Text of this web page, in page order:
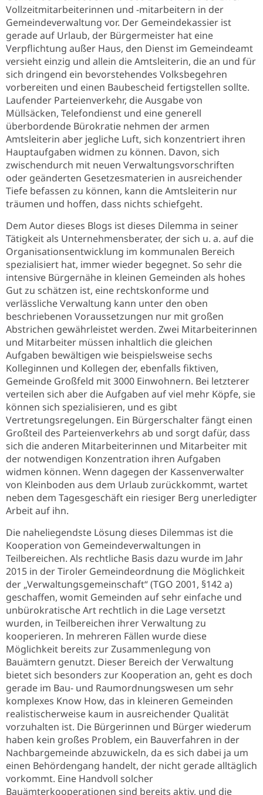
Vollzeitmitarbeiterinnen und -mitarbeitern in der
Gemeindeverwaltung vor. Der Gemeindekassier ist
gerade auf Urlaub, der Bürgermeister hat eine
Verpflichtung außer Haus, den Dienst im Gemeindeamt
versieht einzig und allein die Amtsleiterin, die an und für
sich dringend ein bevorstehendes Volksbegehren
vorbereiten und einen Baubescheid fertigstellen sollte.
Laufender Parteienverkehr, die Ausgabe von
Müllsäcken, Telefondienst und eine generell
überbordende Bürokratie nehmen der armen
Amtsleiterin aber jegliche Luft, sich konzentriert ihren
Hauptaufgaben widmen zu können. Davon, sich
zwischendurch mit neuen Verwaltungsvorschriften
oder geänderten Gesetzesmaterien in ausreichender
Tiefe befassen zu können, kann die Amtsleiterin nur
träumen und hoffen, dass nichts schiefgeht.
Dem Autor dieses Blogs ist dieses Dilemma in seiner
Tätigkeit als Unternehmensberater, der sich u. a. auf die
Organisationsentwicklung im kommunalen Bereich
spezialisiert hat, immer wieder begegnet. So sehr die
intensive Bürgernähe in kleinen Gemeinden als hohes
Gut zu schätzen ist, eine rechtskonforme und
verlässliche Verwaltung kann unter den oben
beschriebenen Voraussetzungen nur mit großen
Abstrichen gewährleistet werden. Zwei Mitarbeiterinnen
und Mitarbeiter müssen inhaltlich die gleichen
Aufgaben bewältigen wie beispielsweise sechs
Kolleginnen und Kollegen der, ebenfalls fiktiven,
Gemeinde Großfeld mit 3000 Einwohnern. Bei letzterer
verteilen sich aber die Aufgaben auf viel mehr Köpfe, sie
können sich spezialisieren, und es gibt
Vertretungsregelungen. Ein Bürgerschalter fängt einen
Großteil des Parteienverkehrs ab und sorgt dafür, dass
sich die anderen Mitarbeiterinnen und Mitarbeiter mit
der notwendigen Konzentration ihren Aufgaben
widmen können. Wenn dagegen der Kassenverwalter
von Kleinboden aus dem Urlaub zurückkommt, wartet
neben dem Tagesgeschäft ein riesiger Berg unerledigter
Arbeit auf ihn.
Die naheliegendste Lösung dieses Dilemmas ist die
Kooperation von Gemeindeverwaltungen in
Teilbereichen. Als rechtliche Basis dazu wurde im Jahr
2015 in der Tiroler Gemeindeordnung die Möglichkeit
der „Verwaltungsgemeinschaft“ (TGO 2001, §142 a)
geschaffen, womit Gemeinden auf sehr einfache und
unbürokratische Art rechtlich in die Lage versetzt
wurden, in Teilbereichen ihrer Verwaltung zu
kooperieren. In mehreren Fällen wurde diese
Möglichkeit bereits zur Zusammenlegung von
Bauämtern genutzt. Dieser Bereich der Verwaltung
bietet sich besonders zur Kooperation an, geht es doch
gerade im Bau- und Raumordnungswesen um sehr
komplexes Know How, das in kleineren Gemeinden
realistischerweise kaum in ausreichender Qualität
vorzuhalten ist. Die Bürgerinnen und Bürger wiederum
haben kein großes Problem, ein Bauverfahren in der
Nachbargemeinde abzuwickeln, da es sich dabei ja um
einen Behördengang handelt, der nicht gerade alltäglich
vorkommt. Eine Handvoll solcher
Bauämterkooperationen sind bereits aktiv, und die